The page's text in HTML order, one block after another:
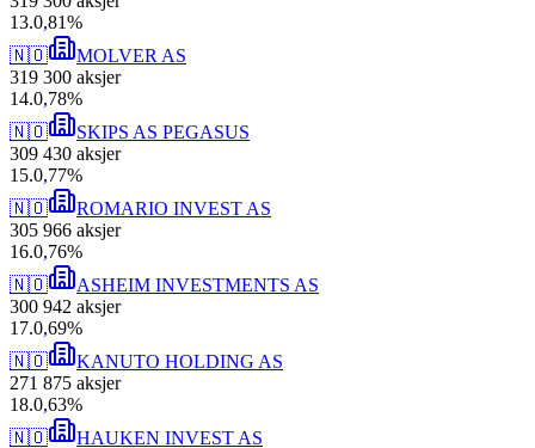
13.0,81%
🇳🇴
MOLVER AS
319 300 aksjer
14.0,78%
🇳🇴
SKIPS AS PEGASUS
309 430 aksjer
15.0,77%
🇳🇴
ROMARIO INVEST AS
305 966 aksjer
16.0,76%
🇳🇴
ASHEIM INVESTMENTS AS
300 942 aksjer
17.0,69%
🇳🇴
KANUTO HOLDING AS
271 875 aksjer
18.0,63%
🇳🇴
HAUKEN INVEST AS